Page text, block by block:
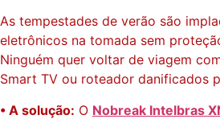
As tempestades de verão são
eletrônicos na tomada sem
Ninguém quer voltar de viagem
Smart TV ou roteador danificados
• A solução: O Nobreak Intelbras